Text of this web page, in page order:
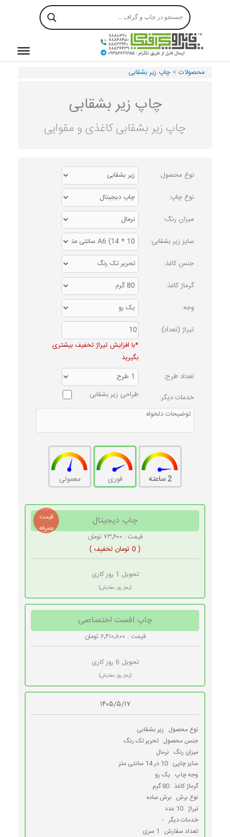
محصولات > چاپ زیر بشقابی
چاپ زیر بشقابی
چاپ زیر بشقابی کاغذی و مقوایی
نوع محصول:
نوع چاپ:
میزان رنگ:
سایز زیر بشقابی:
جنس کاغذ:
گرماژ کاغذ:
وجه:
تیراژ (تعداد):
*با افزایش تیراژ تخفیف بیشتری
بگیرید
تعداد طرح:
خدمات دیگر:
طراحی زیر بشقابی
2 ساعته فوری معمولی
چاپ دیجیتال
قیمت
بصرفه
قیمت : ۷۳٬۴۰۰ تومان
( 0 تومان تخفیف )
تحویل 1 روز کاری
(بجز روز سفارش)
چاپ افست اختصاصی
قیمت : ۶٬۴۱۰٬۸۰۰ تومان
تحویل 6 روز کاری
(بجز روز سفارش)
۱۴۰۵/۵/۱۷
نوع محصول زیر بشقابی
جنس محصول تحریر تک رنگ
میزان رنگ نرمال
سایز چاپی 10 در 14 سانتی متر
وجه چاپ یک رو
گرماژ کاغذ 80 گرم
نوع برش برش ساده
تیراژ 10 عدد
خدمات دیگر -
تعداد سفارش 1 سری